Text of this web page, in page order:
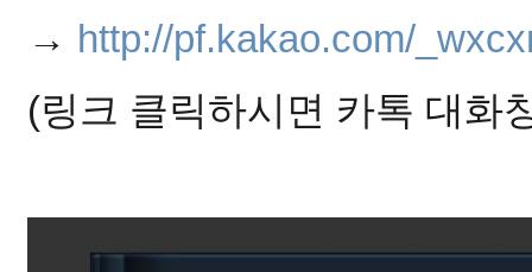
→ http://pf.kakao.com/
(링크 클릭하시면 카톡 대화